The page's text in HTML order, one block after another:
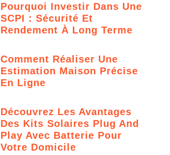
Pourquoi Investir Dans Une
SCPI : Sécurité Et
Rendement À Long Terme
Comment Réaliser Une
Estimation Maison Précise
En Ligne
Découvrez Les Avantages
Des Kits Solaires Plug And
Play Avec Batterie Pour
Votre Domicile